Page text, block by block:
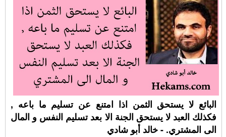
البائع لا يستحق الثمن اذا امتنع عن تسليم ما باعه ,
فكذلك العبد لا يستحق الجنة الا بعد تسليم النفس و المال
الى المشتري. - خالد أبو شادي